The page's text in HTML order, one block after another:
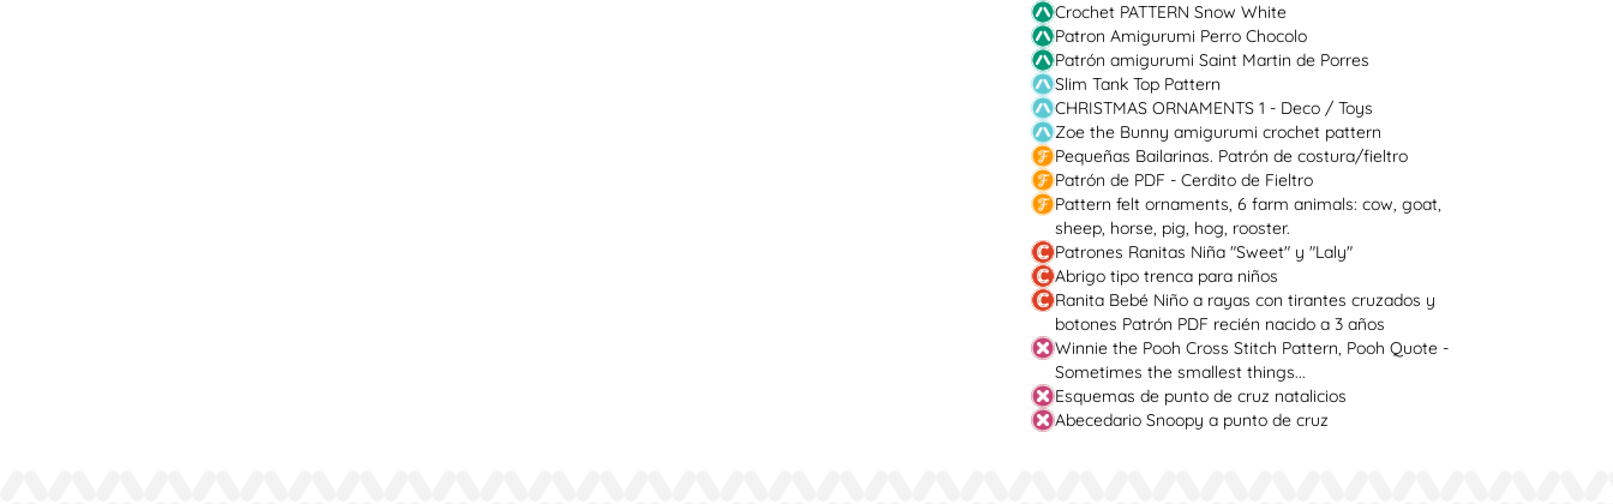
Crochet PATTERN Snow White
Patron Amigurumi Perro Chocolo
Patrón amigurumi Saint Martin de Porres
Slim Tank Top Pattern
CHRISTMAS ORNAMENTS 1 - Deco / Toys
Zoe the Bunny amigurumi crochet pattern
Pequeñas Bailarinas. Patrón de costura/fieltro
Patrón de PDF - Cerdito de Fieltro
Pattern felt ornaments, 6 farm animals: cow, goat,
sheep, horse, pig, hog, rooster.
Patrones Ranitas Niña "Sweet" y "Laly"
Abrigo tipo trenca para niños
Ranita Bebé Niño a rayas con tirantes cruzados y
botones Patrón PDF recién nacido a 3 años
Winnie the Pooh Cross Stitch Pattern, Pooh Quote -
Sometimes the smallest things...
Esquemas de punto de cruz natalicios
Abecedario Snoopy a punto de cruz